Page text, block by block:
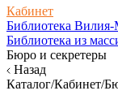
Кабинет
Библиотека
Библиотека из
Бюро и секретеры
Назад
Каталог/Кабинет/